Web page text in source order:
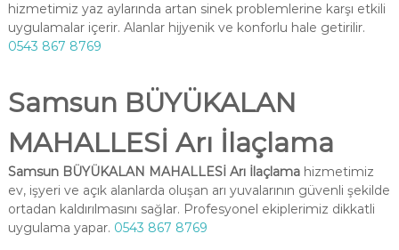
hizmetimiz yaz aylarında artan sinek problemlerine karşı etkili
uygulamalar içerir. Alanlar hijyenik ve konforlu hale getirilir.
0543 867 8769
Samsun BÜYÜKALAN
MAHALLESİ Arı İlaçlama
Samsun BÜYÜKALAN MAHALLESİ Arı İlaçlamahizmetimiz
ev, işyeri ve açık alanlarda oluşan arı yuvalarının güvenli şekilde
ortadan kaldırılmasını sağlar. Profesyonel ekiplerimiz dikkatli
uygulama yapar. 0543 867 8769